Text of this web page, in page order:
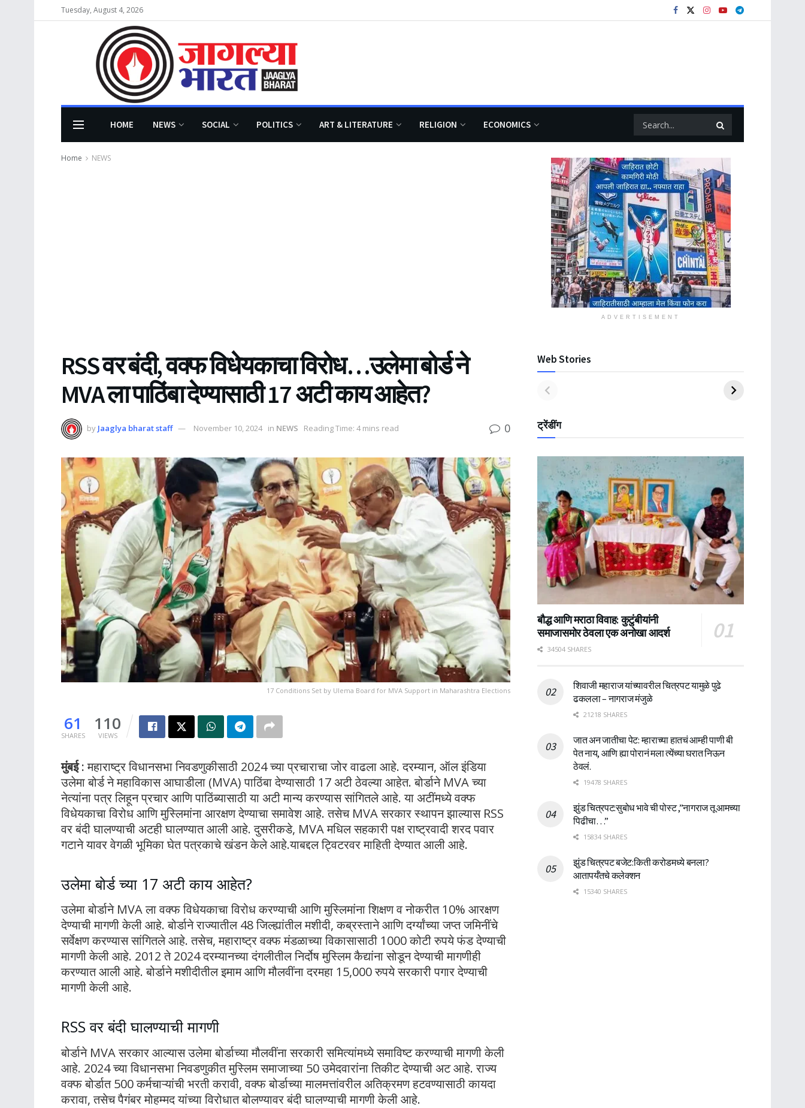
Tuesday, August 4, 2026
HOME NEWS SOCIAL POLITICS ART & LITERATURE RELIGION ECONOMICS
Home NEWS
RSS वर बंदी, वक्फ विधेयकाचा विरोध…उलेमा बोर्ड ने
MVA ला पाठिंबा देण्यासाठी 17 अटी काय आहेत?
by Jaaglya bharat staff November 10, 2024 in NEWS Reading Time: 4 mins read 0
17 Conditions Set by Ulema Board for MVA Support in Maharashtra Elections
61
SHARES
110
VIEWS
मुंबई :महाराष्ट्र विधानसभा निवडणुकीसाठी 2024 च्या प्रचाराचा जोर वाढला आहे. दरम्यान, ऑल इंडिया
उलेमा बोर्ड ने महाविकास आघाडीला (MVA) पाठिंबा देण्यासाठी 17 अटी ठेवल्या आहेत. बोर्डाने MVA च्या
नेत्यांना पत्र लिहून प्रचार आणि पाठिंब्यासाठी या अटी मान्य करण्यास सांगितले आहे. या अटींमध्ये वक्फ
विधेयकाचा विरोध आणि मुस्लिमांना आरक्षण देण्याचा समावेश आहे. तसेच MVA सरकार स्थापन झाल्यास RSS
वर बंदी घालण्याची अटही घालण्यात आली आहे. दुसरीकडे, MVA मधिल सहकारी पक्ष राष्ट्रवादी शरद पवार
गटाने यावर वेगळी भूमिका घेत पत्रकाचे खंडन केले आहे.याबद्दल ट्विटरवर माहिती देण्यात आली आहे.
उलेमा बोर्ड च्या 17 अटी काय आहेत?
उलेमा बोर्डाने MVA ला वक्फ विधेयकाचा विरोध करण्याची आणि मुस्लिमांना शिक्षण व नोकरीत 10% आरक्षण
देण्याची मागणी केली आहे. बोर्डाने राज्यातील 48 जिल्ह्यांतील मशीदी, कब्रस्ताने आणि दर्ग्यांच्या जप्त जमिनींचे
सर्वेक्षण करण्यास सांगितले आहे. तसेच, महाराष्ट्र वक्फ मंडळाच्या विकासासाठी 1000 कोटी रुपये फंड देण्याची
मागणी केली आहे. 2012 ते 2024 दरम्यानच्या दंगलीतील निर्दोष मुस्लिम कैद्यांना सोडून देण्याची मागणीही
करण्यात आली आहे. बोर्डाने मशीदीतील इमाम आणि मौलवींना दरमहा 15,000 रुपये सरकारी पगार देण्याची
मागणी केली आहे.
RSS वर बंदी घालण्याची मागणी
बोर्डाने MVA सरकार आल्यास उलेमा बोर्डाच्या मौलवींना सरकारी समित्यांमध्ये समाविष्ट करण्याची मागणी केली
आहे. 2024 च्या विधानसभा निवडणुकीत मुस्लिम समाजाच्या 50 उमेदवारांना तिकीट देण्याची अट आहे. राज्य
वक्फ बोर्डात 500 कर्मचाऱ्यांची भरती करावी, वक्फ बोर्डाच्या मालमत्तांवरील अतिक्रमण हटवण्यासाठी कायदा
करावा, तसेच पैगंबर मोहम्मद यांच्या विरोधात बोलण्यावर बंदी घालण्याची मागणी केली आहे.
ADVERTISEMENT
Web Stories
ट्रेंडींग
बौद्ध आणि मराठा विवाह: कुटुंबीयांनी
समाजासमोर ठेवला एक अनोखा आदर्श
34504 SHARES
शिवाजी महाराज यांच्यावरील चित्रपट यामुळे पुढे
ढकलला – नागराज मंजुळे
21218 SHARES
जात अन जातीचा पेट: म्हाराच्या हातचं आम्ही पाणी बी
पेत नाय, आणि ह्या पोरानं मला त्येंच्या घरात निऊन
ठेवलं.
19478 SHARES
झुंड चित्रपट:सुबोध भावे ची पोस्ट ,”नागराज तू आमच्या
पिढीचा…”
15834 SHARES
झुंड चित्रपट बजेट:किती करोडमध्ये बनला?
आतापर्यँतचे कलेक्शन
15340 SHARES